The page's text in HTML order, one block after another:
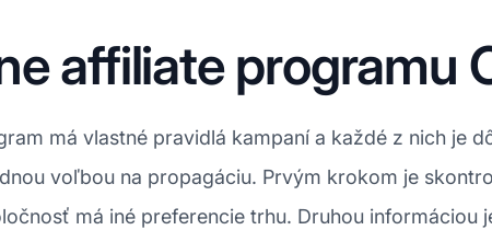
affiliate programu
má vlastné pravidlá kampaní a každé z nich je
voľbou na propagáciu. Prvým krokom je
má iné preferencie trhu. Druhou